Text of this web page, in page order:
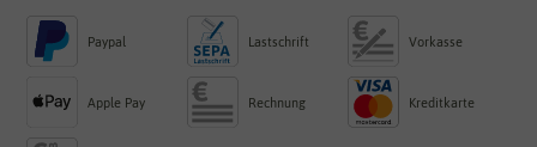
Paypal Lastschrift Vorkasse
Apple Pay Rechnung Kreditkarte